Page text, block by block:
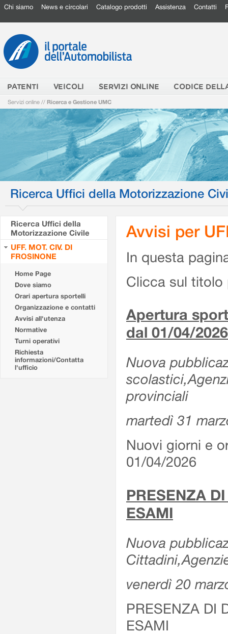
Chi siamo News e circolari Catalogo prodotti Assistenza Contatti
PATENTI VEICOLI SERVIZI ONLINE CODICE
Servizi online // Ricerca e Gestione UMC
Ricerca Uffici della Motorizzazione
Ricerca Uffici della
Motorizzazione Civile
UFF. MOT. CIV. DI
FROSINONE
Home Page
Dove siamo
Orari apertura sportelli
Organizzazione e contatti
Avvisi all'utenza
Normative
Turni operativi
Richiesta
informazioni/Contatta
l'ufficio
Avvisi per
In questa
Clicca sul titolo
Apertura
dal 01/04/2026
Nuova
provinciali
martedì 31
Nuovi giorni e
01/04/2026
PRESENZA
ESAMI
Nuova
venerdì 20
PRESENZA DI
ESAMI